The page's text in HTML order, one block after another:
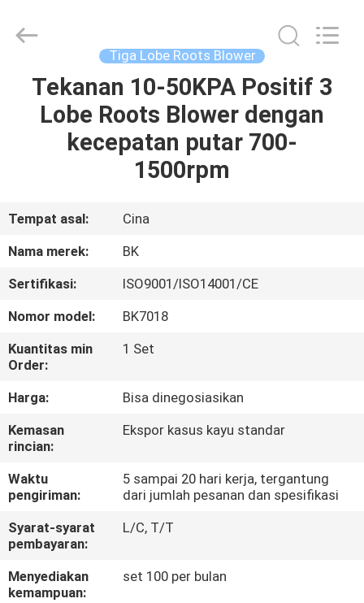
RUMAH
PRODUK
TENTANG
TUR
PABRIK
KONTROL
KUALITAS
HUBUNGI
KAMI
PERMINTAAN
PENAWARAN
(Jiangsu)
Tiga Lobe Roots Blower
Tekanan 10-50KPA Positif 3
Lobe Roots Blower dengan
kecepatan putar 700-
1500rpm
Tempat asal:
Cina
Nama merek:
BK
Sertifikasi:
ISO9001/ISO14001/CE
Nomor model:
BK7018
Kuantitas min
Order:
1 Set
Harga:
Bisa dinegosiasikan
Kemasan
rincian:
Ekspor kasus kayu standar
Waktu
pengiriman:
5 sampai 20 hari kerja, tergantung
dari jumlah pesanan dan spesifikasi
Syarat-syarat
pembayaran:
L/C, T/T
Menyediakan
kemampuan:
set 100 per bulan